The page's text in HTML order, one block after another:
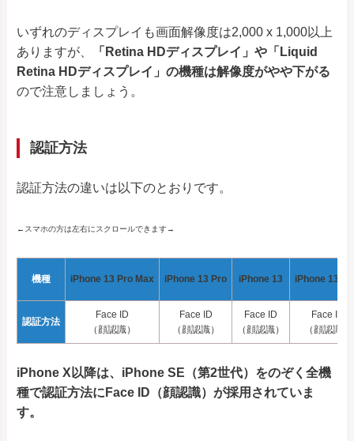
いずれのディスプレイも画面解像度は2,000 x 1,000以上
ありますが、
「Retina HDディスプレイ」や「Liquid
Retina HDディスプレイ」の機種は解像度がやや下がる
ので注意しましょう。
認証方法
認証方法の違いは以下のとおりです。
←スマホの方は左右にスクロールできます→
機種 iPhone 13 Pro Max iPhone 13 Pro iPhone 13 iPhone 13
認証方法
Face ID
（顔認識）
Face ID
（顔認識）
Face ID
（顔認識）
Face ID
（顔認識）
iPhone X以降は、iPhone SE（第2世代）をのぞく全機
種で認証方法にFace ID（顔認識）が採用されていま
す。